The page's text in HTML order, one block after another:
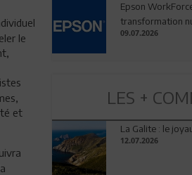
le
et
Epson
transformation
09.07.2026
LES +
La Galite : le
12.07.2026